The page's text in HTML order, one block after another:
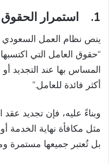
1. استمرار الحقوق
“حقوق العامل التي
المساس بها عند التجديد أو
أكثر فائدة للعامل.”
وبناءً عليه، فإن تجديد
مثل مكافأة نهاية الخدمة
بل تُعتبر جميعها مستمرة